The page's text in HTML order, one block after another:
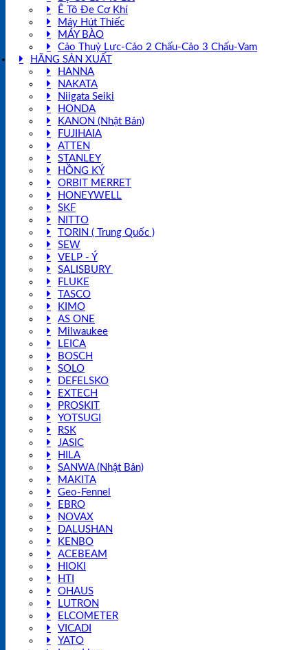
Ê Tô Đe Cơ Khí
Máy Hút Thiếc
MÁY BÀO
Cảo Thuỷ Lực-Cảo 2 Chấu-Cảo 3 Chấu-Vam
HÃNG SẢN XUẤT
HANNA
NAKATA
Niigata Seiki
HONDA
KANON (Nhật Bản)
FUJIHAIA
ATTEN
STANLEY
HỒNG KÝ
ORBIT MERRET
HONEYWELL
SKF
NITTO
TORIN ( Trung Quốc )
SEW
VELP - Ý
SALISBURY
FLUKE
TASCO
KIMO
AS ONE
Milwaukee
LEICA
BOSCH
SOLO
DEFELSKO
EXTECH
PROSKIT
YOTSUGI
RSK
JASIC
HILA
SANWA (Nhật Bản)
MAKITA
Geo-Fennel
EBRO
NOVAX
DALUSHAN
KENBO
ACEBEAM
HIOKI
HTI
OHAUS
LUTRON
ELCOMETER
VICADI
YATO